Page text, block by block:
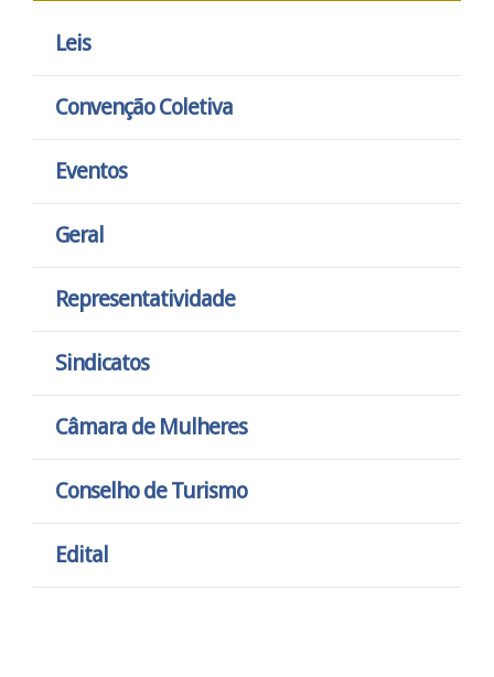
Leis
Convenção Coletiva
Eventos
Geral
Representatividade
Sindicatos
Câmara de Mulheres
Conselho de Turismo
Edital